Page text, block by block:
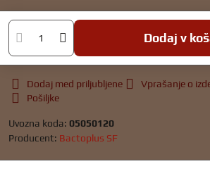
Dodaj v
Dodaj med priljubljene Vprašanje o
Pošiljke
Uvozna koda: 05050120
Producent: Bactoplus SF